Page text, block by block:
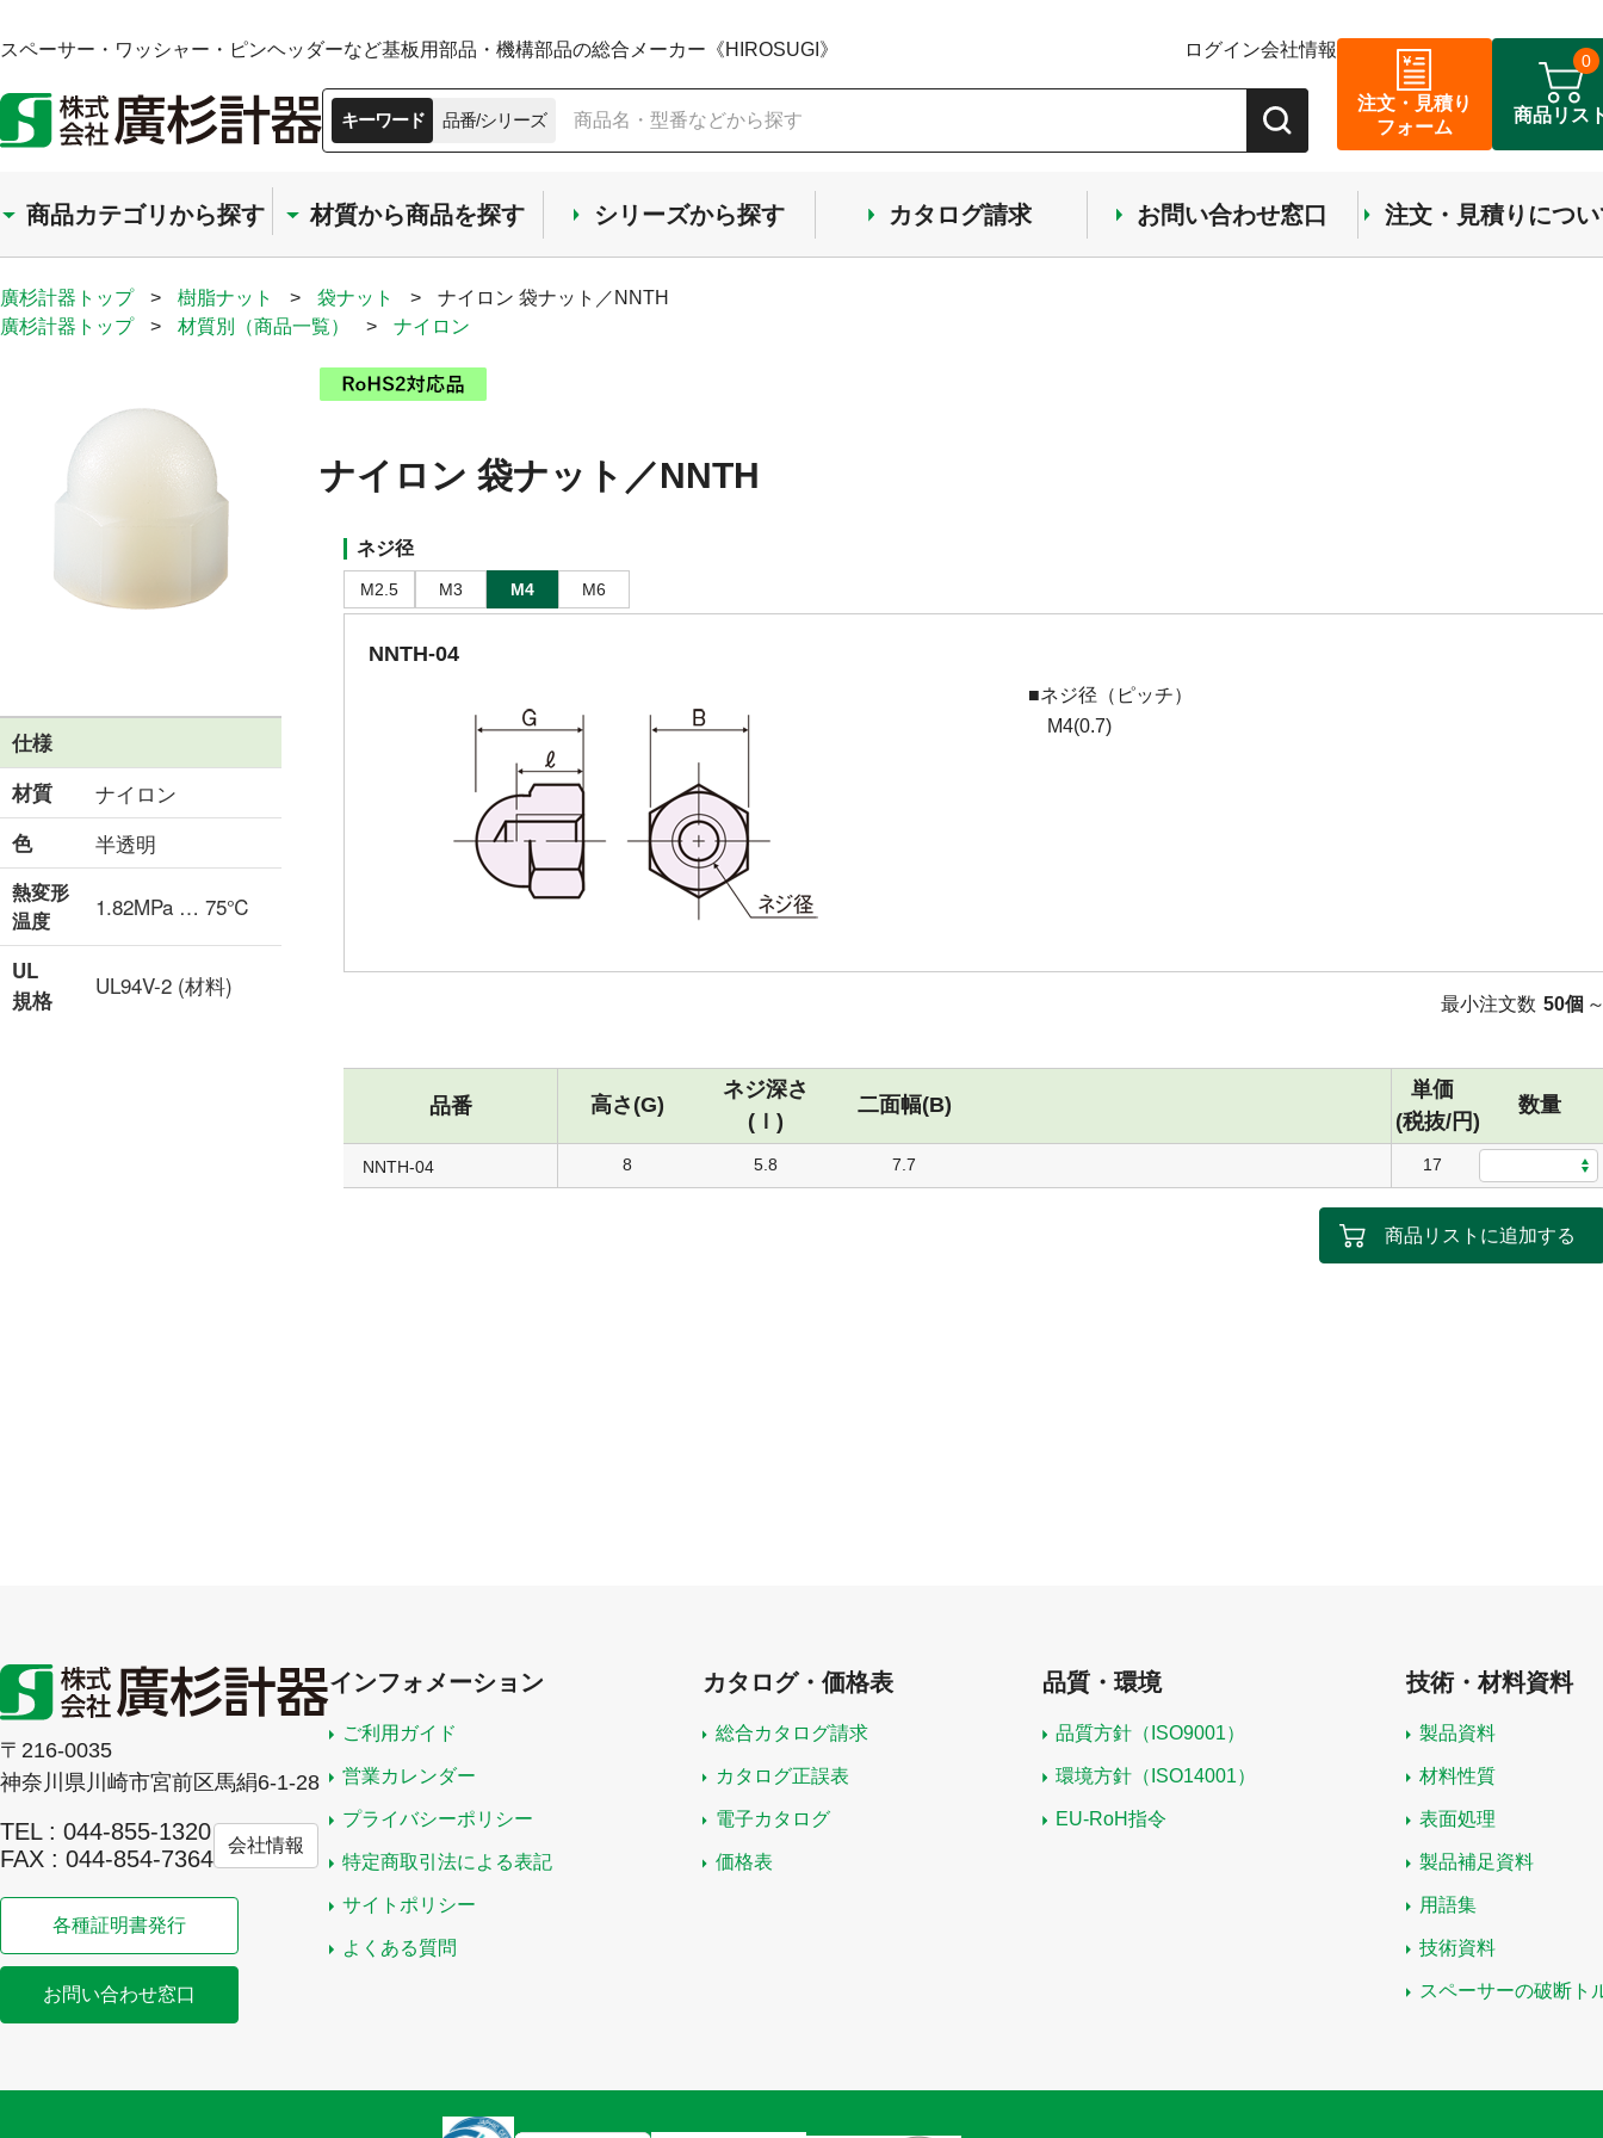
スペーサー・ワッシャー・ピンヘッダーなど基板用部品・機構部品の総合メーカー《HIROSUGI》 ログイン会社情報
キーワード 品番/シリーズ
注文・見積り
フォーム
商品リス
0
商品カテゴリから探す 材質から商品を探す シリーズから探す カタログ請求 お問い合わせ窓口 注文・見積りにつ
廣杉計器トップ > 樹脂ナット > 袋ナット >
ナイロン 袋ナット／NNTH
廣杉計器トップ
> 材質別（商品一覧） > ナイロン
仕様
材質
ナイロン
色 半透明
熱変形
温度
1.82MPa … 75℃
UL
規格
UL94V-2 (材料)
ナイロン 袋ナット／NNTH
ネジ径
M2.5 M3 M4 M6
NNTH-04
■ネジ径（ピッチ）
M4(0.7)
最小注文数 50個
品番 高さ(G)
ネジ深さ
(ｌ)
二面幅(B)
単価
(税抜/円)
数量
NNTH-04 8 5.8 7.7 17
商品リストに追加する
〒216-0035
神奈川県川崎市宮前区馬絹6-1-28
TEL : 044-855-1320
FAX : 044-854-7364
会社情報
各種証明書発行
お問い合わせ窓口
インフォメーション
ご利用ガイド
営業カレンダー
プライバシーポリシー
特定商取引法による表記
サイトポリシー
よくある質問
カタログ・価格表
総合カタログ請求
カタログ正誤表
電子カタログ
価格表
品質・環境
品質方針（ISO9001）
環境方針（ISO14001）
EU-RoH指令
技術・材料資料
製品資料
材料性質
表面処理
製品補足資料
用語集
技術資料
スペーサーの破断ト